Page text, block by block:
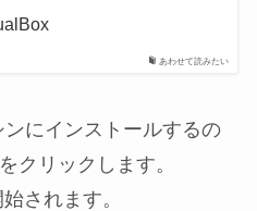
あわせて読みたい
にインストールするの
クリックします。
されます。